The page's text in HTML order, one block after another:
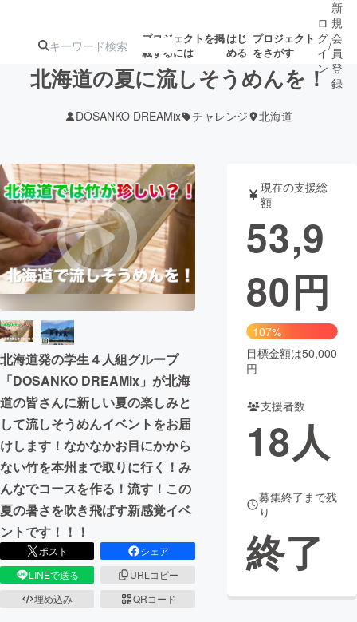
プロジェクトを掲
載するには
はじ
める
プロジェクト
をさがす
アート・写真
テクノロジー・ガジェット ゲーム・サ
チャレンジ
まちづくり・地域活性化
CAMPFIRE for Social Good
CAMPFIRE Creation
CAMPFIREふるさと納税machi-ya コミュニティ
ロ
グ
イ
ン
/
新
規
会
員
登
録
北海道の夏に流しそうめんを！
DOSANKO DREAMix チャレンジ 北海道
北海道発の学生４人組グループ
「DOSANKO DREAMix」が北海
道の皆さんに新しい夏の楽しみと
して流しそうめんイベントをお届
けします！なかなかお目にかから
ない竹を本州まで取りに行く！み
んなでコースを作る！流す！この
夏の暑さを吹き飛ばす新感覚イベ
ントです！！！
ポスト
シェア
LINEで送る
URLコピー
埋め込み
QRコード
現在の支援総
額
53,9
80円
107%
目標金額は50,000
円
支援者数
18人
募集終了まで残
り
終了